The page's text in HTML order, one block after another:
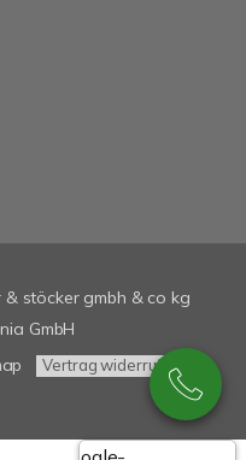
stöcker gmbh & co kg
GmbH
Vertrag widerrufen